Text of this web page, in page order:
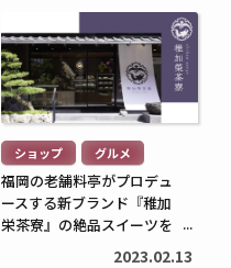
意点・対処法を解説
2026.04.20
続
き
を
読
む
> ショップ グルメ
福岡の老舗料亭がプロデュ
ースする新ブランド『稚加
栄茶寮』の絶品スイーツを
2023.02.13